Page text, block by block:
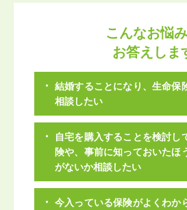
こんなお悩
お答えしま
結婚することになり、生命保
相談したい
自宅を購入することを検討し
険や、事前に知っておいたほ
がないか相談したい
今入っている保険がよくわか